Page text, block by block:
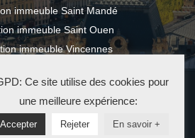
immeuble Saint Mandé
immeuble Saint Ouen
immeuble Vincennes
LM SURÉLÉVATION
La Solution Immo
Ce site utilise des cookies pour
une meilleure expérience:
Accepter Rejeter En savoir +